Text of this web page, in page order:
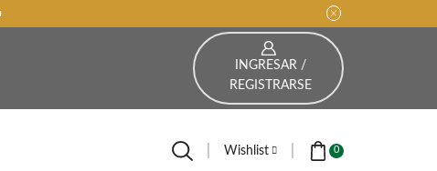
INGRESAR /
REGISTRARSE
Wishlist 0